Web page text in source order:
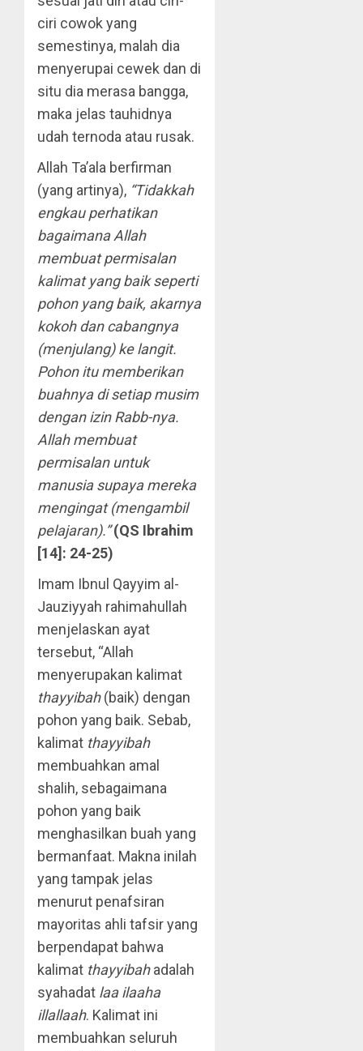
ciri cowok yang
semestinya, malah dia
menyerupai cewek dan di
situ dia merasa bangga,
maka jelas tauhidnya
udah ternoda atau rusak.
Allah Ta’ala berfirman
(yang artinya), “Tidakkah
engkau perhatikan
bagaimana Allah
membuat permisalan
kalimat yang baik seperti
pohon yang baik, akarnya
kokoh dan cabangnya
(menjulang) ke langit.
Pohon itu memberikan
buahnya di setiap musim
dengan izin Rabb-nya.
Allah membuat
permisalan untuk
manusia supaya mereka
mengingat (mengambil
pelajaran).” (QS Ibrahim
[14]: 24-25)
Imam Ibnul Qayyim al-
Jauziyyah rahimahullah
menjelaskan ayat
tersebut, “Allah
menyerupakan kalimat
thayyibah(baik) dengan
pohon yang baik. Sebab,
kalimat thayyibah
membuahkan amal
shalih, sebagaimana
pohon yang baik
menghasilkan buah yang
bermanfaat. Makna inilah
yang tampak jelas
menurut penafsiran
mayoritas ahli tafsir yang
berpendapat bahwa
kalimat thayyibahadalah
syahadat laa ilaaha
illallaah. Kalimat ini
membuahkan seluruh